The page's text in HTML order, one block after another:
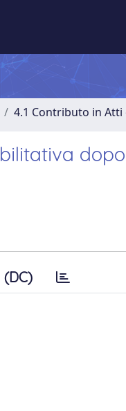
4.1 Contributo in Atti